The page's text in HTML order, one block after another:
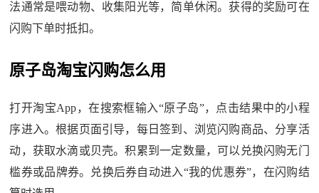
法通常是喂动物、收集阳光等，简单休闲。获得的奖励可在
闪购下单时抵扣。
原子岛淘宝闪购怎么用
打开淘宝App，在搜索框输入“原子岛”，点击结果中的小程
序进入。根据页面引导，每日签到、浏览闪购商品、分享活
动，获取水滴或贝壳。积累到一定数量，可以兑换闪购无门
槛券或品牌券。兑换后券自动进入“我的优惠券”，在闪购结